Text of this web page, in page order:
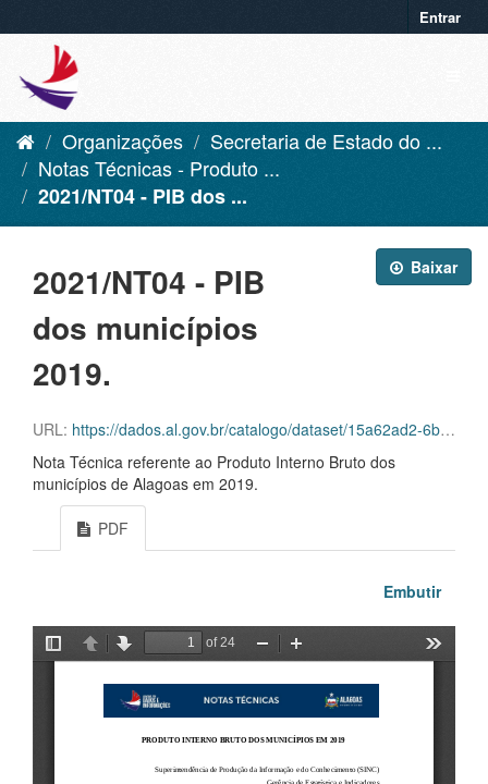
Entrar
Organizações
Secretaria de Estado do ...
Notas Técnicas - Produto ...
2021/NT04 - PIB dos ...
Baixar
2021/NT04 - PIB
dos municípios
2019.
URL: https://dados.al.gov.br/catalogo/dataset/15a62ad2-6b38-4831-9ec6-ecfde7ba3e04/resource/56683f91-9b4f-460b-9778-ff227243a1a7/download/nt-04-pibdosmunicipios2019.pdf
Nota Técnica referente ao Produto Interno Bruto dos
municípios de Alagoas em 2019.
PDF
Embutir